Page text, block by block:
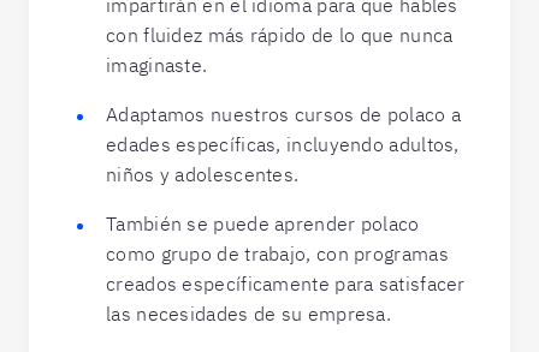
impartirán en el idioma para que hables
con fluidez más rápido de lo que nunca
imaginaste.
Adaptamos nuestros cursos de polaco a
edades específicas, incluyendo adultos,
niños y adolescentes.
También se puede aprender polaco
como grupo de trabajo, con programas
creados específicamente para satisfacer
las necesidades de su empresa.